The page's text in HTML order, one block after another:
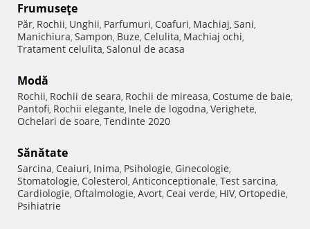
Frumuseţe
Păr, Rochii, Unghii, Parfumuri, Coafuri, Machiaj, Sani,
Manichiura, Sampon, Buze, Celulita, Machiaj ochi,
Tratament celulita, Salonul de acasa
Modă
Rochii, Rochii de seara, Rochii de mireasa, Costume de baie,
Pantofi, Rochii elegante, Inele de logodna, Verighete,
Ochelari de soare, Tendinte 2020
Sănătate
Sarcina, Ceaiuri, Inima, Psihologie, Ginecologie,
Stomatologie, Colesterol, Anticonceptionale, Test sarcina,
Cardiologie, Oftalmologie, Avort, Ceai verde, HIV, Ortopedie,
Psihiatrie